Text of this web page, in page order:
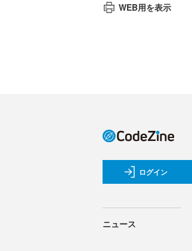
WEB用を表示
ログイン
ニュース